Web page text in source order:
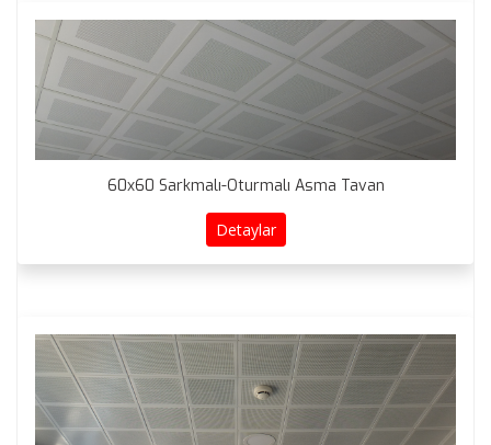
60x60 Sarkmalı-Oturmalı Asma Tavan
Detaylar